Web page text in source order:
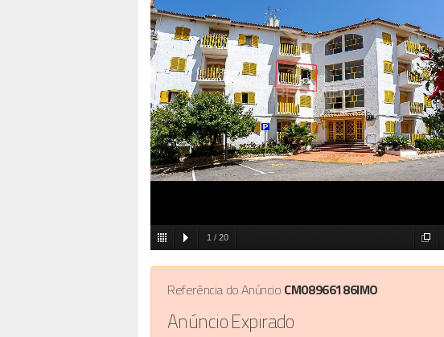
1 /20
Referência do Anúncio CM08966186IMO
Anúncio Expirado